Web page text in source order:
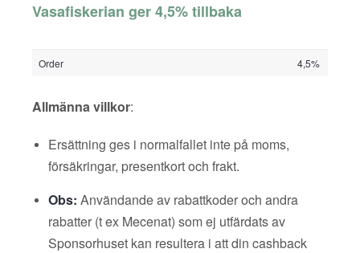
Vasafiskerian ger 4,5% tillbaka
Order 4,5%
Allmänna villkor:
Ersättning ges i normalfallet inte på moms,
försäkringar, presentkort och frakt.
Obs: Användande av rabattkoder och andra
rabatter (t ex Mecenat) som ej utfärdats av
Sponsorhuset kan resultera i att din cashback